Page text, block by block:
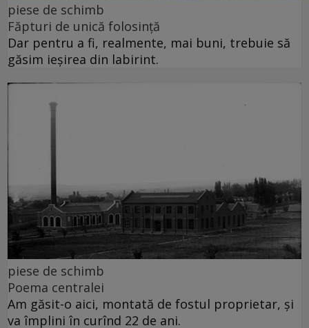
piese de schimb
Făpturi de unică folosință
Dar pentru a fi, realmente, mai buni, trebuie să
găsim ieșirea din labirint.
piese de schimb
Poema centralei
Am găsit-o aici, montată de fostul proprietar, și
va împlini în curînd 22 de ani.